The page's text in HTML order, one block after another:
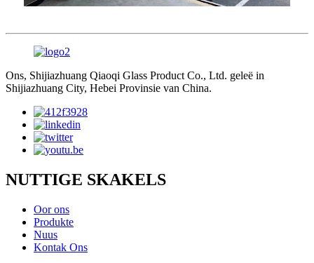
Ons, Shijiazhuang Qiaoqi Glass Product Co., Ltd. geleë in
Shijiazhuang City, Hebei Provinsie van China.
NUTTIGE SKAKELS
Oor ons
Produkte
Nuus
Kontak Ons